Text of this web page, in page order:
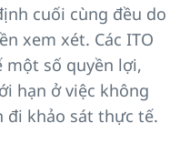
cuối cùng đều do
xem xét. Các ITO
một số quyền lợi,
hạn ở việc không
đi khảo sát thực tế.